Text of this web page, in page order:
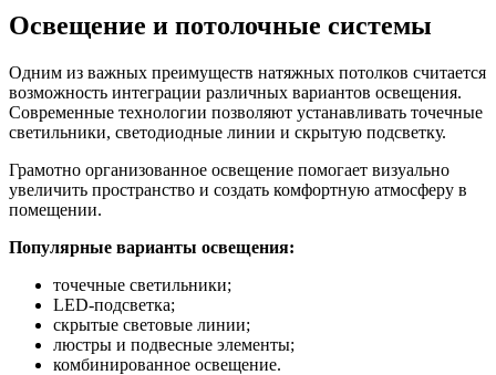
Освещение и потолочные системы
Одним из важных преимуществ натяжных потолков считается
возможность интеграции различных вариантов освещения.
Современные технологии позволяют устанавливать точечные
светильники, светодиодные линии и скрытую подсветку.
Грамотно организованное освещение помогает визуально
увеличить пространство и создать комфортную атмосферу в
помещении.
Популярные варианты освещения:
точечные светильники;
LED-подсветка;
скрытые световые линии;
люстры и подвесные элементы;
комбинированное освещение.